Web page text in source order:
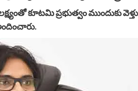
కూటమి ప్రభుత్వం ముందుకు